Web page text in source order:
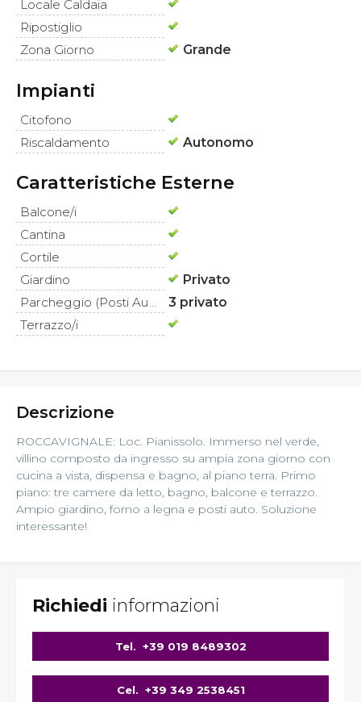
Locale Caldaia
Ripostiglio
Zona Giorno
Grande
Impianti
Citofono
Riscaldamento
Autonomo
Caratteristiche Esterne
Balcone/i
Cantina
Cortile
Giardino
Privato
Parcheggio (Posti Auto)
3 privato
Terrazzo/i
Descrizione
ROCCAVIGNALE: Loc. Pianissolo. Immerso nel verde,
villino composto da ingresso su ampia zona giorno con
cucina a vista, dispensa e bagno, al piano terra. Primo
piano: tre camere da letto, bagno, balcone e terrazzo.
Ampio giardino, forno a legna e posti auto. Soluzione
interessante!
Richiedi informazioni
Tel. +39 019 8489302
Cel. +39 349 2538451